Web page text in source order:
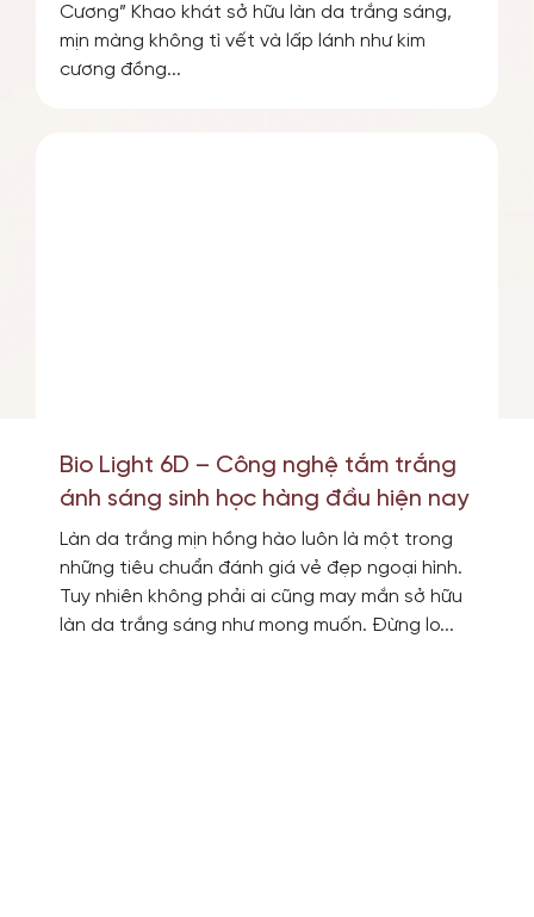
Cương” Khao khát sở hữu làn da trắng sáng,
mịn màng không tì vết và lấp lánh như kim
cương đồng...
Bio Light 6D – Công nghệ tắm trắng
ánh sáng sinh học hàng đầu hiện nay
Làn da trắng mịn hồng hào luôn là một trong
những tiêu chuẩn đánh giá vẻ đẹp ngoại hình.
Tuy nhiên không phải ai cũng may mắn sở hữu
làn da trắng sáng như mong muốn. Đừng lo...